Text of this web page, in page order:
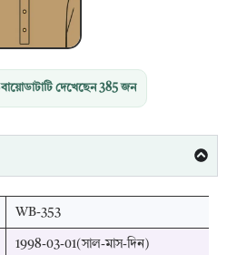
বায়োডাটাটি দেখেছেন385জন
WB-353
1998-03-01(সাল-মাস-দিন)